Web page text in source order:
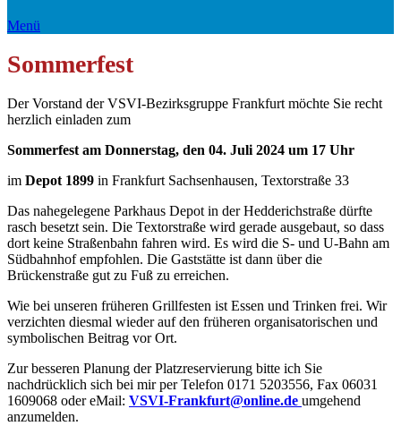
Menü
Sommerfest
Der Vorstand der VSVI-Bezirksgruppe Frankfurt möchte Sie recht
herzlich einladen zum
Sommerfest am Donnerstag, den 04. Juli 2024 um 17 Uhr
im Depot 1899 in Frankfurt Sachsenhausen, Textorstraße 33
Das nahegelegene Parkhaus Depot in der Hedderichstraße dürfte
rasch besetzt sein. Die Textorstraße wird gerade ausgebaut, so dass
dort keine Straßenbahn fahren wird. Es wird die S- und U-Bahn am
Südbahnhof empfohlen. Die Gaststätte ist dann über die
Brückenstraße gut zu Fuß zu erreichen.
Wie bei unseren früheren Grillfesten ist Essen und Trinken frei. Wir
verzichten diesmal wieder auf den früheren organisatorischen und
symbolischen Beitrag vor Ort.
Zur besseren Planung der Platzreservierung bitte ich Sie
nachdrücklich sich bei mir per Telefon 0171 5203556, Fax 06031
1609068 oder eMail: VSVI-Frankfurt@online.de umgehend
anzumelden.